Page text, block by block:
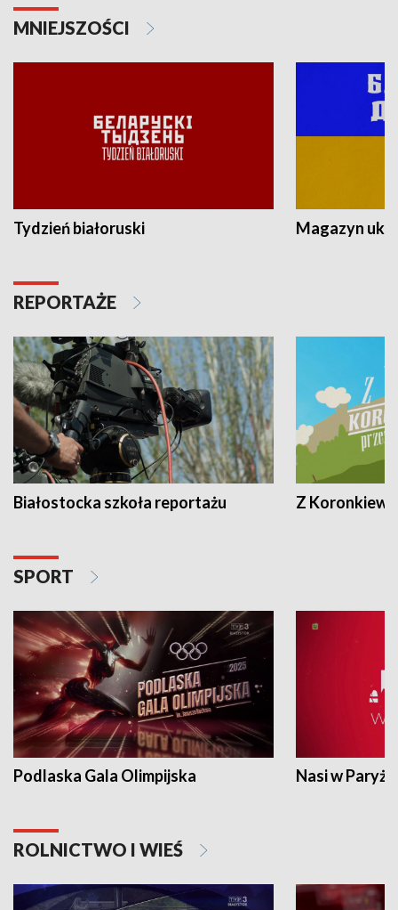
MNIEJSZOŚCI
Tydzień białoruski Magazyn
REPORTAŻE
Białostocka szkoła reportażu Z
SPORT
Podlaska Gala Olimpijska Nasi w Paryżu
ROLNICTWO I WIEŚ